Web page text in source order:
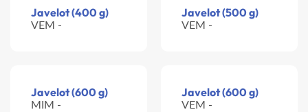
Javelot (400 g)
VEM -
Javelot (500 g)
VEM -
Javelot (600 g)
MIM -
Javelot (600 g)
VEM -